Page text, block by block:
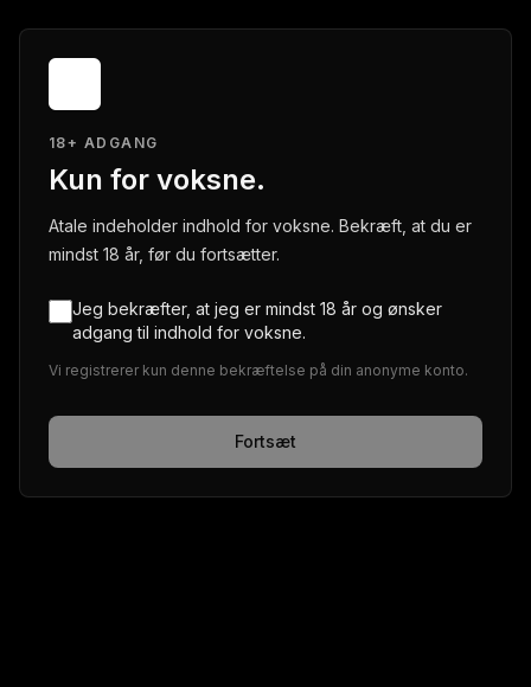
18+ ADGANG
Kun for voksne.
Atale indeholder indhold for voksne. Bekræft, at du er
mindst 18 år, før du fortsætter.
Jeg bekræfter, at jeg er mindst 18 år og ønsker
adgang til indhold for voksne.
Vi registrerer kun denne bekræftelse på din anonyme konto.
Fortsæt